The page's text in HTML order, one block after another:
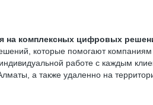
комплексных цифровых
которые помогают
работе с каждым
а также удаленно на